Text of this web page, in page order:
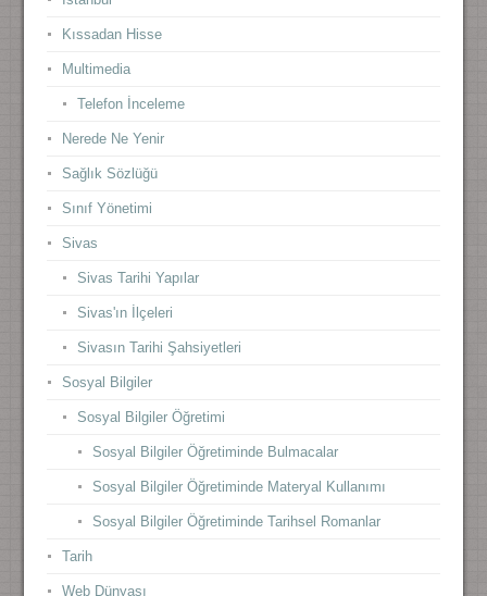
Kıssadan Hisse
Multimedia
Telefon İnceleme
Nerede Ne Yenir
Sağlık Sözlüğü
Sınıf Yönetimi
Sivas
Sivas Tarihi Yapılar
Sivas'ın İlçeleri
Sivasın Tarihi Şahsiyetleri
Sosyal Bilgiler
Sosyal Bilgiler Öğretimi
Sosyal Bilgiler Öğretiminde Bulmacalar
Sosyal Bilgiler Öğretiminde Materyal Kullanımı
Sosyal Bilgiler Öğretiminde Tarihsel Romanlar
Tarih
Web Dünyası